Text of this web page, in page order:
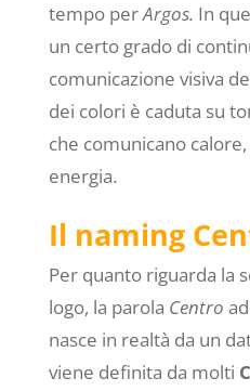
tempo perArgos. In
un certo grado di
comunicazione visiva
dei colori è caduta su
che comunicano
energia.
Il naming
Per quanto riguarda la
logo, la parola Centro
nasce in realtà da un
viene definita da molti